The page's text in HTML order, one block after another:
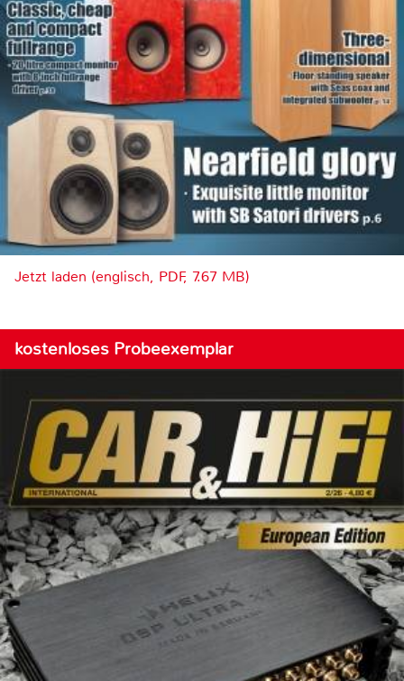
Jetzt laden (englisch, PDF, 7.67 MB)
kostenloses Probeexemplar